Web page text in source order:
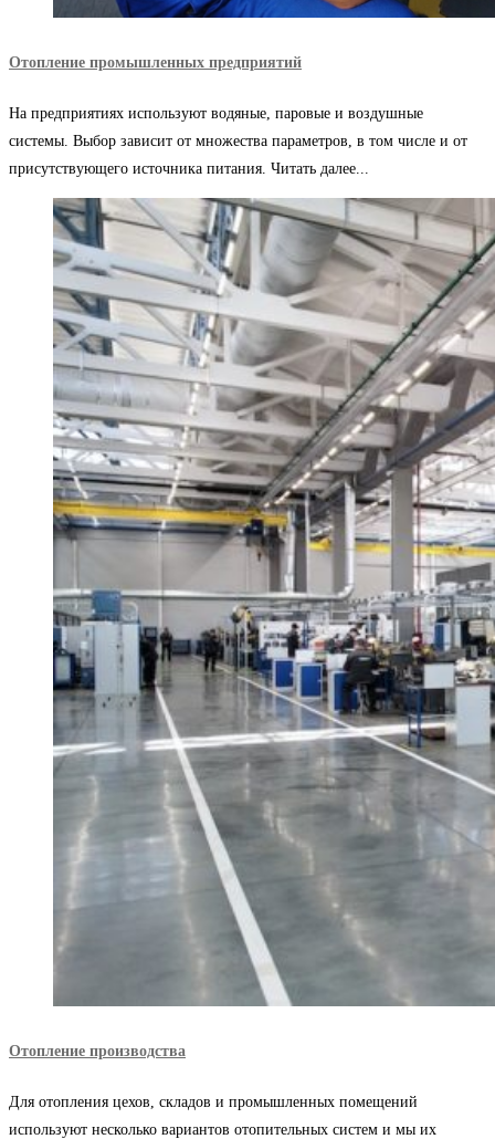
Отопление промышленных предприятий
На предприятиях используют водяные, паровые и воздушные
системы. Выбор зависит от множества параметров, в том числе и от
присутствующего источника питания. Читать далее...
Отопление производства
Для отопления цехов, складов и промышленных помещений
используют несколько вариантов отопительных систем и мы их